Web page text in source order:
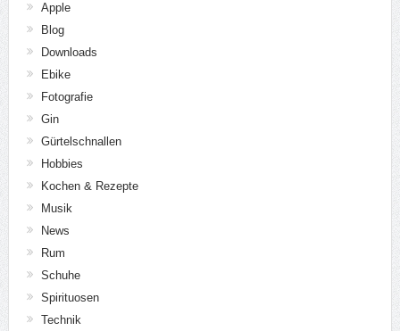
Apple
Blog
Downloads
Ebike
Fotografie
Gin
Gürtelschnallen
Hobbies
Kochen & Rezepte
Musik
News
Rum
Schuhe
Spirituosen
Technik